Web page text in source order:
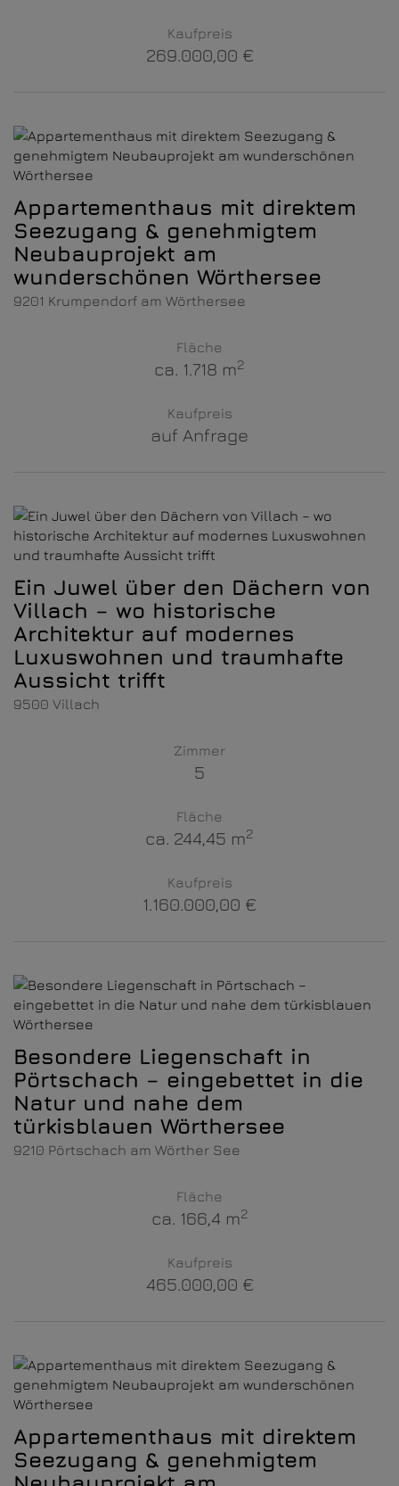
Kaufpreis
269.000,00 €
Appartementhaus mit direktem
Seezugang & genehmigtem
Neubauprojekt am
wunderschönen Wörthersee
9201 Krumpendorf am Wörthersee
Fläche
ca. 1.718 m2
Kaufpreis
auf Anfrage
Ein Juwel über den Dächern von
Villach – wo historische
Architektur auf modernes
Luxuswohnen und traumhafte
Aussicht trifft
9500 Villach
Zimmer
5
Fläche
ca. 244,45 m2
Kaufpreis
1.160.000,00 €
Besondere Liegenschaft in
Pörtschach – eingebettet in die
Natur und nahe dem
türkisblauen Wörthersee
9210 Pörtschach am Wörther See
Fläche
ca. 166,4 m2
Kaufpreis
465.000,00 €
Appartementhaus mit direktem
Seezugang & genehmigtem